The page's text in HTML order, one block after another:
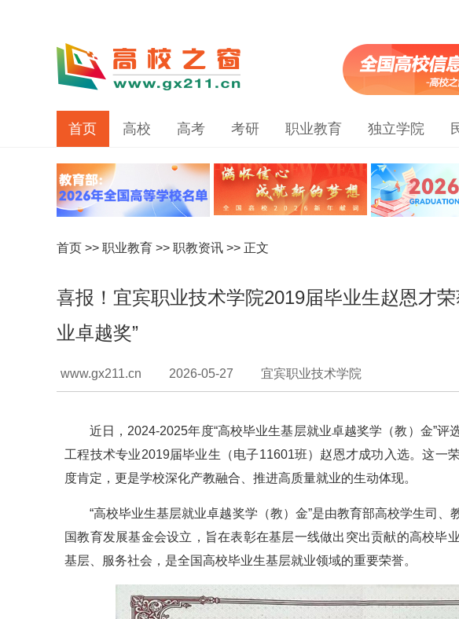
首页 高校 高考 考研 职业教育 独立学院
首页 >> 职业教育 >> 职教资讯 >> 正文
喜报！宜宾职业技术学院2019届毕业生赵恩才
业卓越奖”
www.gx211.cn 2026-05-27 宜宾职业技术学院
近日，2024-2025年度“高校毕业生基层就业卓越奖学（教）金”评
工程技术专业2019届毕业生（电子11601班）赵恩才成功入选。这一
度肯定，更是学校深化产教融合、推进高质量就业的生动体现。
“高校毕业生基层就业卓越奖学（教）金”是由教育部高校学生司
国教育发展基金会设立，旨在表彰在基层一线做出突出贡献的高校毕
基层、服务社会，是全国高校毕业生基层就业领域的重要荣誉。